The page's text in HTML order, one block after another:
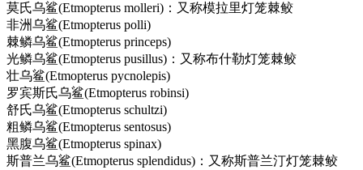
莫氏乌鲨(Etmopterus molleri)：又称模拉里灯笼棘鲛
非洲乌鲨(Etmopterus polli)
棘鳞乌鲨(Etmopterus princeps)
光鳞乌鲨(Etmopterus pusillus)：又称布什勒灯笼棘鲛
壮乌鲨(Etmopterus pycnolepis)
罗宾斯氏乌鲨(Etmopterus robinsi)
舒氏乌鲨(Etmopterus schultzi)
粗鳞乌鲨(Etmopterus sentosus)
黑腹乌鲨(Etmopterus spinax)
斯普兰乌鲨(Etmopterus splendidus)：又称斯普兰汀灯笼棘鲛